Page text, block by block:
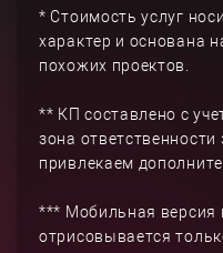
* Стоимость услуг
характер и основана
похожих проектов.
** КП составлено с
зона
привлекаем
*** Мобильная версия
отрисовывается